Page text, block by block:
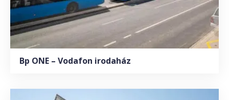
Bp ONE – Vodafon irodaház